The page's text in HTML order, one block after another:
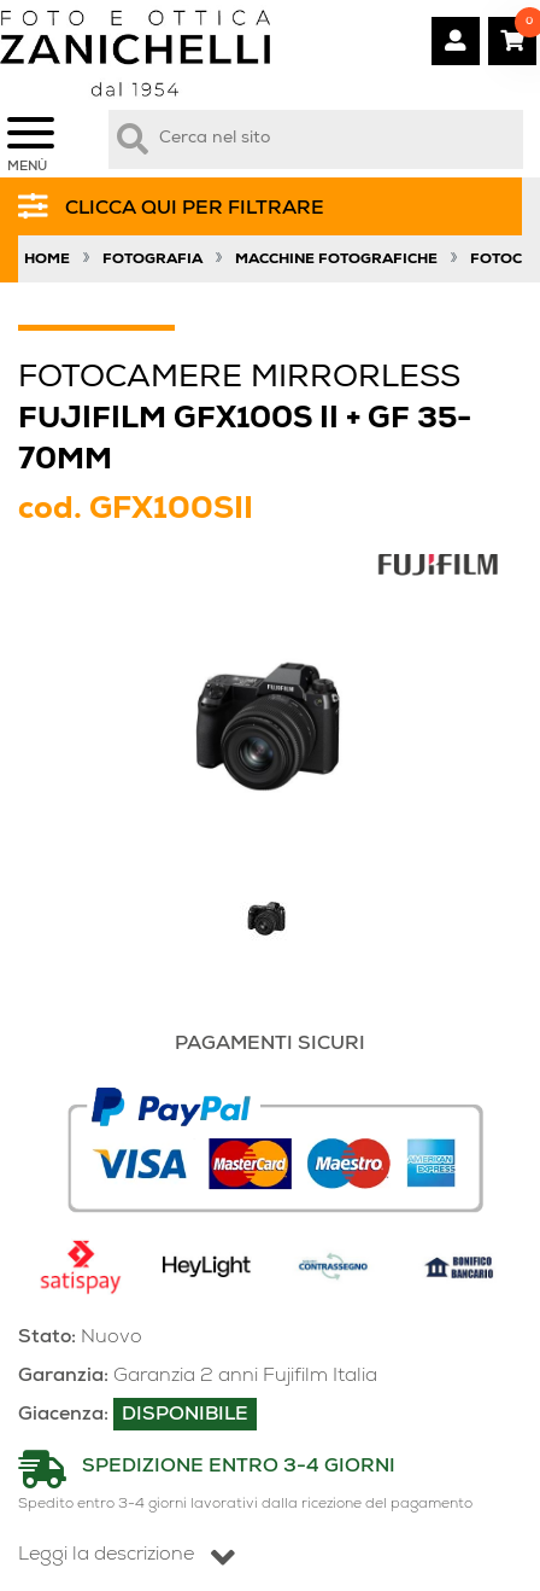
MENÙ
0
CLICCA QUI PER FILTRARE
HOME » FOTOGRAFIA » MACCHINE FOTOGRAFICHE »
FOTOCAMERE MIRRORLESS
FUJIFILM GFX100S II + GF 35-
70MM
cod. GFX100SII
PAGAMENTI SICURI
Stato: Nuovo
Garanzia: Garanzia 2 anni Fujifilm Italia
Giacenza:
DISPONIBILE
SPEDIZIONE ENTRO 3-4 GIORNI
Spedito entro 3-4 giorni lavorativi dalla ricezione del pagamento
Leggi la descrizione